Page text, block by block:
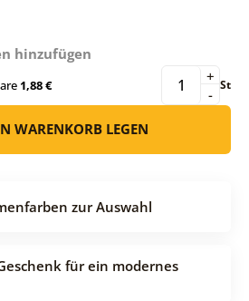
hinzufügen
1,88 € -
+ St
WARENKORB LEGEN
zur Auswahl
für ein modernes